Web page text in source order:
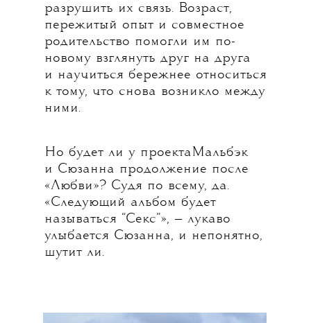
разрушить их связь. Возраст,
пережитый опыт и совместное
родительство помогли им по-
новому взглянуть друг на друга
и научиться бережнее относиться
к тому, что снова возникло между
ними.
Но будет ли у проектаМальбэк
и Сюзанна продолжение после
«Любви»? Судя по всему, да.
«Следующий альбом будет
называться “Секс”», — лукаво
улыбается Сюзанна, и непонятно,
шутит ли.